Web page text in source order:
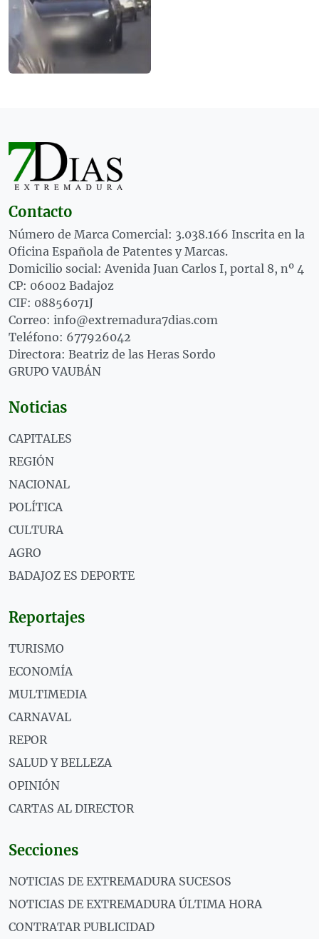
Contacto
Número de Marca Comercial: 3.038.166 Inscrita en la
Oficina Española de Patentes y Marcas.
Domicilio social: Avenida Juan Carlos I, portal 8, nº 4
CP: 06002 Badajoz
CIF: 08856071J
Correo: info@extremadura7dias.com
Teléfono: 677926042
Directora: Beatriz de las Heras Sordo
GRUPO VAUBÁN
Noticias
CAPITALES
REGIÓN
NACIONAL
POLÍTICA
CULTURA
AGRO
BADAJOZ ES DEPORTE
Reportajes
TURISMO
ECONOMÍA
MULTIMEDIA
CARNAVAL
REPOR
SALUD Y BELLEZA
OPINIÓN
CARTAS AL DIRECTOR
Secciones
NOTICIAS DE EXTREMADURA SUCESOS
NOTICIAS DE EXTREMADURA ÚLTIMA HORA
CONTRATAR PUBLICIDAD